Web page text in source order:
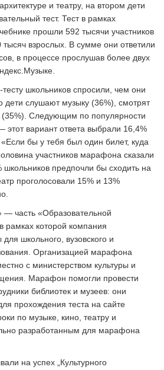
и театру, на втором дети
тест. Тест в рамках
прошли 592 тысячи участников
тысяч взрослых. В сумме они ответили
в процессе прослушав более двух
школьников спросили, чем они
дети слушают музыку (36%), смотрят
Следующим по популярности
этот вариант ответа выбрали 16,4%
бы у тебя был один билет, куда
участников марафона сказали
предпочли бы сходить на
проголосовали 15% и 13%
часть «Образовательной
рамках которой компания
школьного, вузовского и
Организацией марафона
с министерством культуры и
Марафон помогли провести
библиотек и музеев: они
прохождения теста на сайте
по музыке, кино, театру и
разработанным для марафона
на успех „Культурного